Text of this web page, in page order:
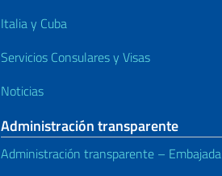
Italia y Cuba
Servicios Consulares y Visas
Noticias
Administración transparente
Administración transparente – Embajada